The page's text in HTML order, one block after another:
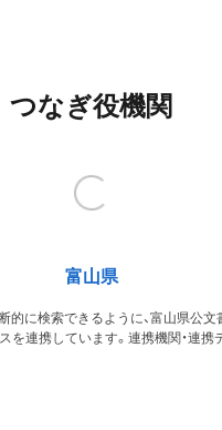
つなぎ役機関
富山県
的に検索できるように、富山県公文
を連携しています。連携機関・連